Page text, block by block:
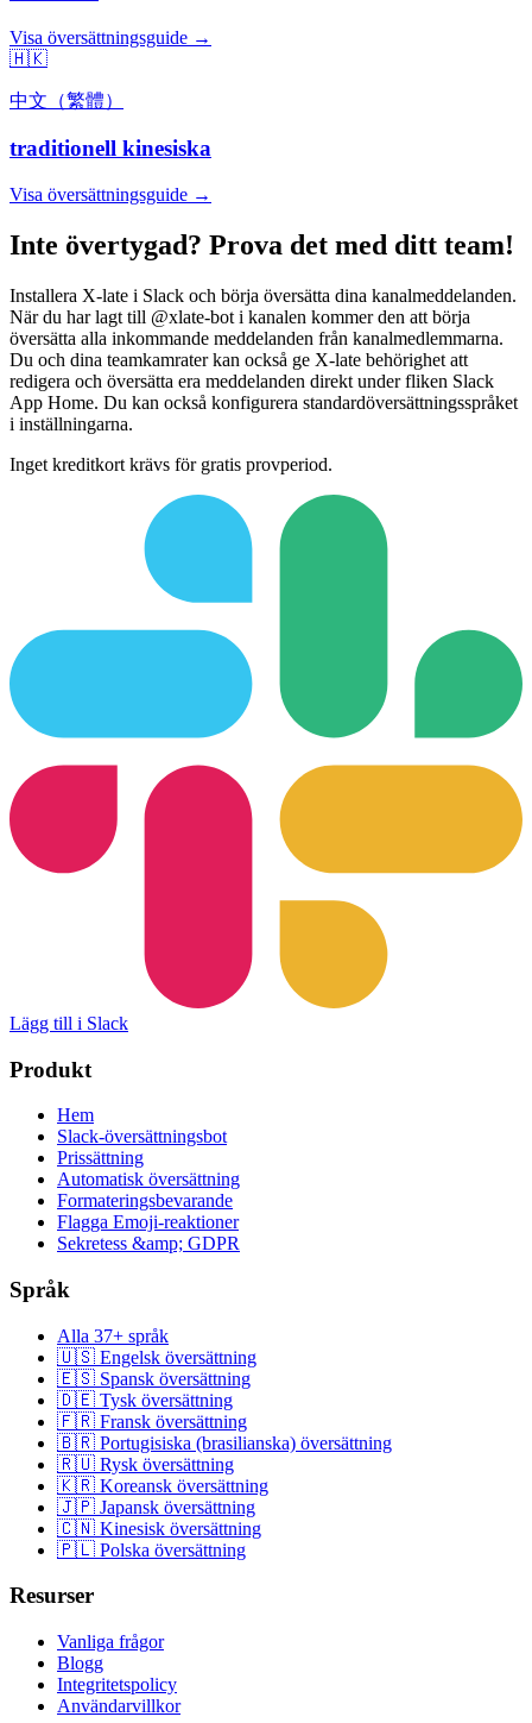
Visa översättningsguide →
🇭🇰
中文（繁體）
traditionell kinesiska
Visa översättningsguide →
Inte övertygad? Prova det med ditt team!
Installera X-late i Slack och börja översätta dina kanalmeddelanden.
När du har lagt till @xlate-bot i kanalen kommer den att börja
översätta alla inkommande meddelanden från kanalmedlemmarna.
Du och dina teamkamrater kan också ge X-late behörighet att
redigera och översätta era meddelanden direkt under fliken Slack
App Home. Du kan också konfigurera standardöversättningsspråket
i inställningarna.
Inget kreditkort krävs för gratis provperiod.
Lägg till i Slack
Produkt
Hem
Slack-översättningsbot
Prissättning
Automatisk översättning
Formateringsbevarande
Flagga Emoji-reaktioner
Sekretess &amp; GDPR
Språk
Alla 37+ språk
🇺🇸 Engelsk översättning
🇪🇸 Spansk översättning
🇩🇪 Tysk översättning
🇫🇷 Fransk översättning
🇧🇷 Portugisiska (brasilianska) översättning
🇷🇺 Rysk översättning
🇰🇷 Koreansk översättning
🇯🇵 Japansk översättning
🇨🇳 Kinesisk översättning
🇵🇱 Polska översättning
Resurser
Vanliga frågor
Blogg
Integritetspolicy
Användarvillkor